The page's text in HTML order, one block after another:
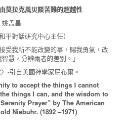
莫拉克風災談苦難的超越性
姚孟昌
平對話研究中心主任）
受我所不能改變的事，賜我勇氣，改
慧，分辨兩者的差別。」
-引自美國神學家尼布爾。
to accept the things I cannot
things I can, and the wisdom to
Prayer” by The American
Niebuhr. (1892 –1971)